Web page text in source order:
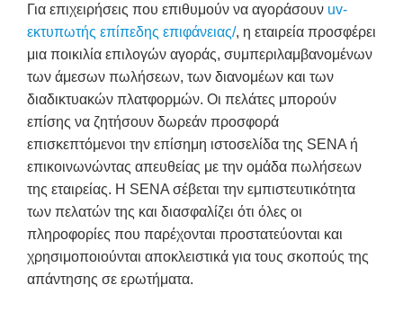
Για επιχειρήσεις που επιθυμούν να αγοράσουν uv-
εκτυπωτής επίπεδης επιφάνειας/, η εταιρεία προσφέρει
μια ποικιλία επιλογών αγοράς, συμπεριλαμβανομένων
των άμεσων πωλήσεων, των διανομέων και των
διαδικτυακών πλατφορμών. Οι πελάτες μπορούν
επίσης να ζητήσουν δωρεάν προσφορά
επισκεπτόμενοι την επίσημη ιστοσελίδα της SENA ή
επικοινωνώντας απευθείας με την ομάδα πωλήσεων
της εταιρείας. Η SENA σέβεται την εμπιστευτικότητα
των πελατών της και διασφαλίζει ότι όλες οι
πληροφορίες που παρέχονται προστατεύονται και
χρησιμοποιούνται αποκλειστικά για τους σκοπούς της
απάντησης σε ερωτήματα.